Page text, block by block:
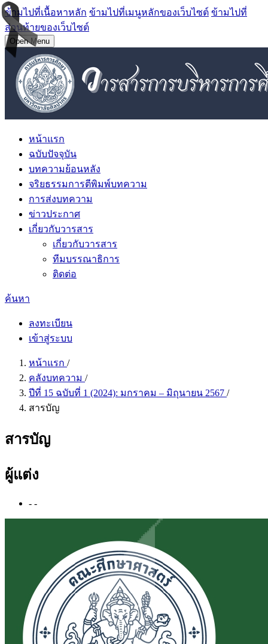
ข้ามไปที่เนื้อหาหลัก ข้ามไปที่เมนูหลักของเว็บไซต์ ข้ามไปที่
ส่วนท้ายของเว็บไซต์
Open Menu
หน้าแรก
ฉบับปัจจุบัน
บทความย้อนหลัง
จริยธรรมการตีพิมพ์บทความ
การส่งบทความ
ข่าวประกาศ
เกี่ยวกับวารสาร
เกี่ยวกับวารสาร
ทีมบรรณาธิการ
ติดต่อ
ค้นหา
ลงทะเบียน
เข้าสู่ระบบ
หน้าแรก /
คลังบทความ /
ปีที่ 15 ฉบับที่ 1 (2024): มกราคม – มิถุนายน 2567 /
สารบัญ
สารบัญ
ผู้แต่ง
- -